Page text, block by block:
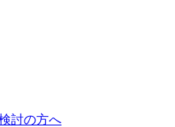
討の方へ